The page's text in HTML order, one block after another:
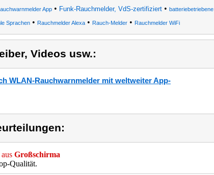
App• Funk-Rauchmelder, VdS-zertifiziert• batteriebetriebene
Sprachen• Rauchmelder Alexa• Rauch-Melder• Rauchmelder WiFi
Videos usw.:
WLAN-Rauchwarnmelder mit weltweiter App-
aus Großschirma
Qualität.